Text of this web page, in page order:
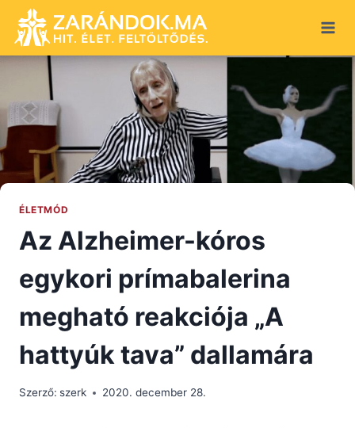
content
ÉLETMÓD
Az Alzheimer-kóros
egykori prímabalerina
megható reakciója „A
hattyúk tava” dallamára
Szerző: szerk 2020. december 28.